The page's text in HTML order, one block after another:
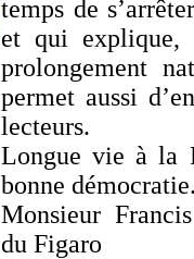
temps de
et qui explique,
prolongement
permet aussi
lecteurs.
Longue vie à la
bonne
Monsieur
du Figaro